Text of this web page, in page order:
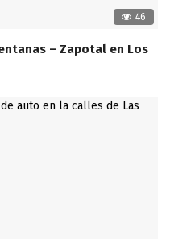
46
– Zapotal en Los